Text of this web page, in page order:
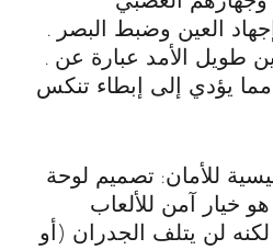
العين وضبط البصر
. يمكن أن يكون التمرين طويل الأمد عبارة عن
مما يؤدي إلى إبطاء تنكس
للأمان: تصميم لوحة
خيار آمن للألعاب
لكنه لن يتلف الجدران (أو